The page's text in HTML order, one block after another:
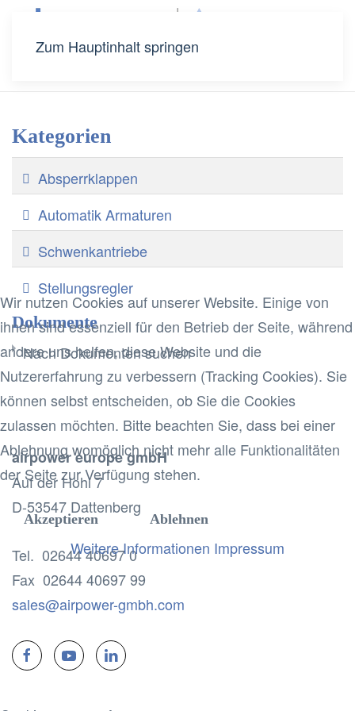
Zum Hauptinhalt springen
Kategorien
Ordner
Absperrklappen
Ordner
Automatik Armaturen
Ordner
Schwenkantriebe
Ordner
Stellungsregler
Dokumente
Nach Dokumenten suchen
×- Bedienungsanleitungen
airpower europe gmbH
Auf der Hohl 7
D-53547 Dattenberg
Tel. 02644 40697 0
Fax 02644 40697 99
sales@airpower-gmbh.com
Wir nutzen Cookies auf unserer Website. Einige von
ihnen sind essenziell für den Betrieb der Seite, während
andere uns helfen, diese Website und die
Nutzererfahrung zu verbessern (Tracking Cookies). Sie
können selbst entscheiden, ob Sie die Cookies
zulassen möchten. Bitte beachten Sie, dass bei einer
Ablehnung womöglich nicht mehr alle Funktionalitäten
der Seite zur Verfügung stehen.
Akzeptieren Ablehnen
Weitere Informationen Impressum